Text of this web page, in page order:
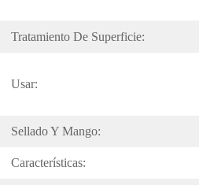
Tratamiento De Superficie:
Usar:
Sellado Y Mango:
Características: